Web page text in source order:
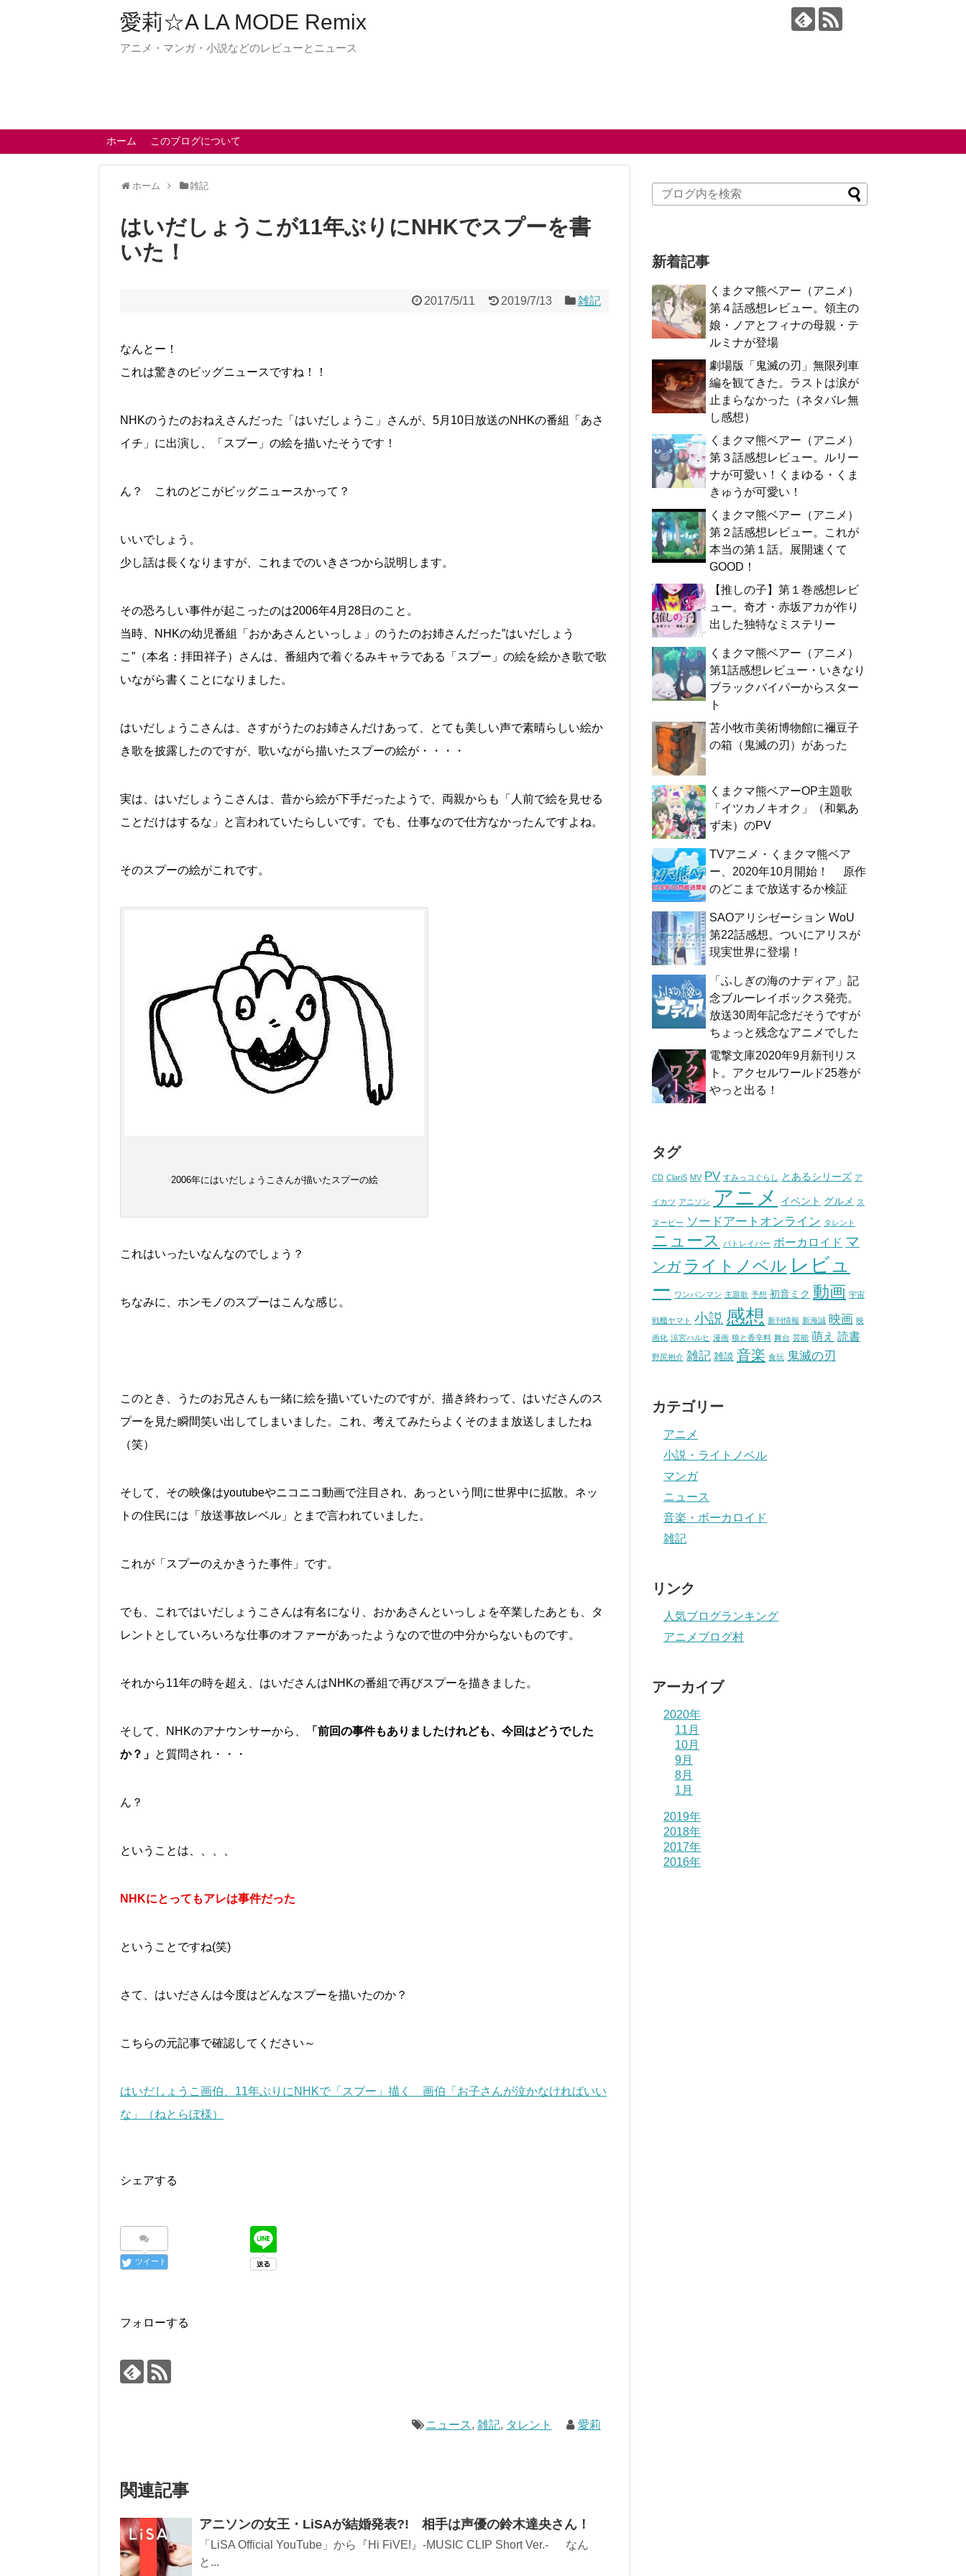
愛莉☆A LA MODE Remix
アニメ・マンガ・小説などのレビューとニュース
ホーム このブログについて
ホーム 雑記
はいだしょうこが11年ぶりにNHKでスプーを書
いた！
2017/5/11 2019/7/13 雑記
なんとー！
これは驚きのビッグニュースですね！！
NHKのうたのおねえさんだった「はいだしょうこ」さんが、5月10日放送のNHKの番組「あさ
イチ」に出演し、「スプー」の絵を描いたそうです！
ん？ これのどこがビッグニュースかって？
いいでしょう。
少し話は長くなりますが、これまでのいきさつから説明します。
その恐ろしい事件が起こったのは2006年4月28日のこと。
当時、NHKの幼児番組「おかあさんといっしょ」のうたのお姉さんだった”はいだしょう
こ”（本名：拝田祥子）さんは、番組内で着ぐるみキャラである「スプー」の絵を絵かき歌で歌
いながら書くことになりました。
はいだしょうこさんは、さすがうたのお姉さんだけあって、とても美しい声で素晴らしい絵か
き歌を披露したのですが、歌いながら描いたスプーの絵が・・・・
実は、はいだしょうこさんは、昔から絵が下手だったようで、両親からも「人前で絵を見せる
ことだけはするな」と言われていたらしいです。でも、仕事なので仕方なかったんですよね。
そのスプーの絵がこれです。
2006年にはいだしょうこさんが描いたスプーの絵
これはいったいなんなのでしょう？
ちなみに、ホンモノのスプーはこんな感じ。
このとき、うたのお兄さんも一緒に絵を描いていたのですが、描き終わって、はいださんのス
プーを見た瞬間笑い出してしまいました。これ、考えてみたらよくそのまま放送しましたね
（笑）
そして、その映像はyoutubeやニコニコ動画で注目され、あっという間に世界中に拡散。ネッ
トの住民には「放送事故レベル」とまで言われていました。
これが「スプーのえかきうた事件」です。
でも、これではいだしょうこさんは有名になり、おかあさんといっしょを卒業したあとも、タ
レントとしていろいろな仕事のオファーがあったようなので世の中分からないものです。
それから11年の時を超え、はいださんはNHKの番組で再びスプーを描きました。
そして、NHKのアナウンサーから、
「前回の事件もありましたけれども、今回はどうでした
か？」 と質問され・・・
ん？
ということは、、、、
NHKにとってもアレは事件だった
ということですね(笑)
さて、はいださんは今度はどんなスプーを描いたのか？
こちらの元記事で確認してください～
はいだしょうこ画伯、11年ぶりにNHKで「スプー」描く 画伯「お子さんが泣かなければいい
な」（ねとらぼ様）
シェアする
ツイート
フォローする
ニュース,雑記, タレント 愛莉
関連記事
アニソンの女王・LiSAが結婚発表?! 相手は声優の鈴木達央さん！
「LiSA Official YouTube」から『Hi FiVE!』-MUSIC CLIP Short Ver.- なん
と...
新着記事
くまクマ熊ベアー（アニメ）
第４話感想レビュー。領主の
娘・ノアとフィナの母親・テ
ルミナが登場
劇場版「鬼滅の刃」無限列車
編を観てきた。ラストは涙が
止まらなかった（ネタバレ無
し感想）
くまクマ熊ベアー（アニメ）
第３話感想レビュー。ルリー
ナが可愛い！くまゆる・くま
きゅうが可愛い！
くまクマ熊ベアー（アニメ）
第２話感想レビュー。これが
本当の第１話。展開速くて
GOOD！
【推しの子】第１巻感想レビ
ュー。奇才・赤坂アカが作り
出した独特なミステリー
くまクマ熊ベアー（アニメ）
第1話感想レビュー・いきなり
ブラックバイパーからスター
ト
苫小牧市美術博物館に禰豆子
の箱（鬼滅の刃）があった
くまクマ熊ベアーOP主題歌
「イツカノキオク」（和氣あ
ず未）のPV
TVアニメ・くまクマ熊ベア
ー、2020年10月開始！ 原作
のどこまで放送するか検証
SAOアリシゼーション WoU
第22話感想。ついにアリスが
現実世界に登場！
「ふしぎの海のナディア」記
念ブルーレイボックス発売。
放送30周年記念だそうですが
ちょっと残念なアニメでした
電撃文庫2020年9月新刊リス
ト。アクセルワールド25巻が
やっと出る！
タグ
CD ClariS MV PV すみっコぐらし とあるシリーズ ア
イカツ アニソン アニメ イベント グルメ ス
ヌーピー ソードアートオンライン タレント
ニュース パトレイバー ボーカロイド マ
ンガ ライトノベル レビュ
ー ワンパンマン 主題歌 予想 初音ミク 動画 宇宙
戦艦ヤマト 小説 感想 新刊情報 新海誠 映画 映
画化 涼宮ハルヒ 漫画 狼と香辛料 舞台 芸能 萌え 読書
野尻抱介 雑記 雑談 音楽 食玩 鬼滅の刃
カテゴリー
アニメ
小説・ライトノベル
マンガ
ニュース
音楽・ボーカロイド
雑記
リンク
人気ブログランキング
アニメブログ村
アーカイブ
2020年
11月
10月
9月
8月
1月
2019年
2018年
2017年
2016年